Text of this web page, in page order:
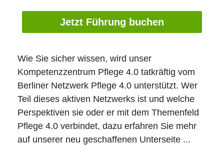
Jetzt Führung buchen
Wie Sie sicher wissen, wird unser
Kompetenzzentrum Pflege 4.0 tatkräftig vom
Berliner Netzwerk Pflege 4.0 unterstützt. Wer
Teil dieses aktiven Netzwerks ist und welche
Perspektiven sie oder er mit dem Themenfeld
Pflege 4.0 verbindet, dazu erfahren Sie mehr
auf unserer neu geschaffenen Unterseite ...